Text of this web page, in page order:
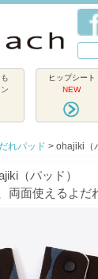
ヒップシート
NEW
れパッド > ohajiki（
（パッド）
両面使えるよだ